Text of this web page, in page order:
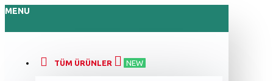
MENU
TÜM ÜRÜNLER NEW